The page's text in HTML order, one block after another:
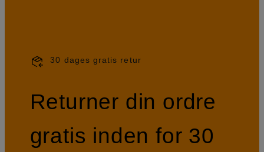
30 dages gratis retur
Returner din ordre
gratis inden for 30